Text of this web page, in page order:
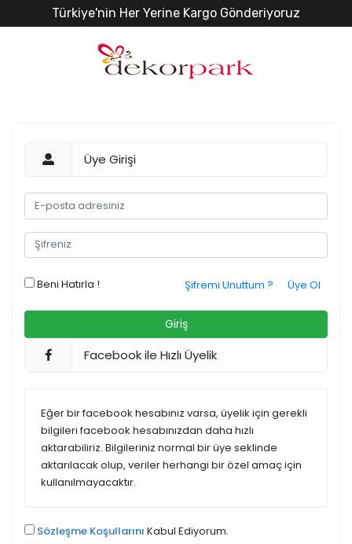
Türkiye'nin Her Yerine Kargo Gönderiyoruz
Üye Girişi
Beni Hatırla ! Üye Ol
Şifremi Unuttum ?
Facebook ile Hızlı Üyelik
Eğer bir facebook hesabınız varsa, üyelik için gerekli
bilgileri facebook hesabınızdan daha hızlı
aktarabiliriz. Bilgileriniz normal bir üye seklinde
aktarılacak olup, veriler herhangi bir özel amaç için
kullanılmayacaktır.
Sözleşme Koşullarını Kabul Ediyorum.